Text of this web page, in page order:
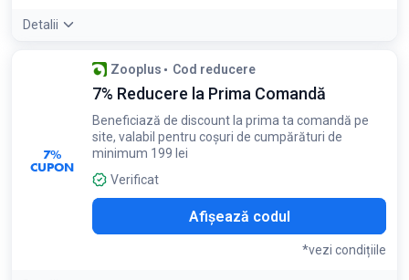
Detalii
Valabil doar pentru produsele selectate
7%
CUPON
Zooplus Cod reducere
7% Reducere la Prima Comandă
Beneficiază de discount la prima ta comandă pe
site, valabil pentru coșuri de cumpărături de
minimum 199 lei
Verificat
Afișează codul
*vezi condițiile